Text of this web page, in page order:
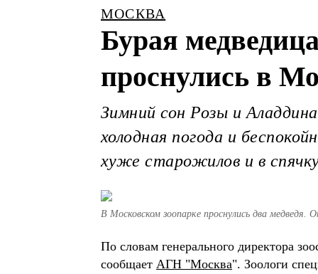
МОСКВА
Бурая
проснулись в
Зимний сон Розы и
холодная погода и
хуже старожилов и в
В Московском зоопарке проснулись два
По словам генерального директора
сообщает АГН "Москва". Зоологи